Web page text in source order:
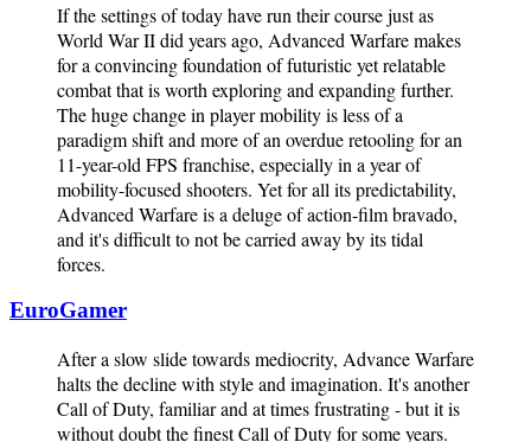
If the settings of today have run their course just as
World War II did years ago, Advanced Warfare makes
for a convincing foundation of futuristic yet relatable
combat that is worth exploring and expanding further.
The huge change in player mobility is less of a
paradigm shift and more of an overdue retooling for an
11-year-old FPS franchise, especially in a year of
mobility-focused shooters. Yet for all its predictability,
Advanced Warfare is a deluge of action-film bravado,
and it's difficult to not be carried away by its tidal
forces.
EuroGamer
After a slow slide towards mediocrity, Advance Warfare
halts the decline with style and imagination. It's another
Call of Duty, familiar and at times frustrating - but it is
without doubt the finest Call of Duty for some years.